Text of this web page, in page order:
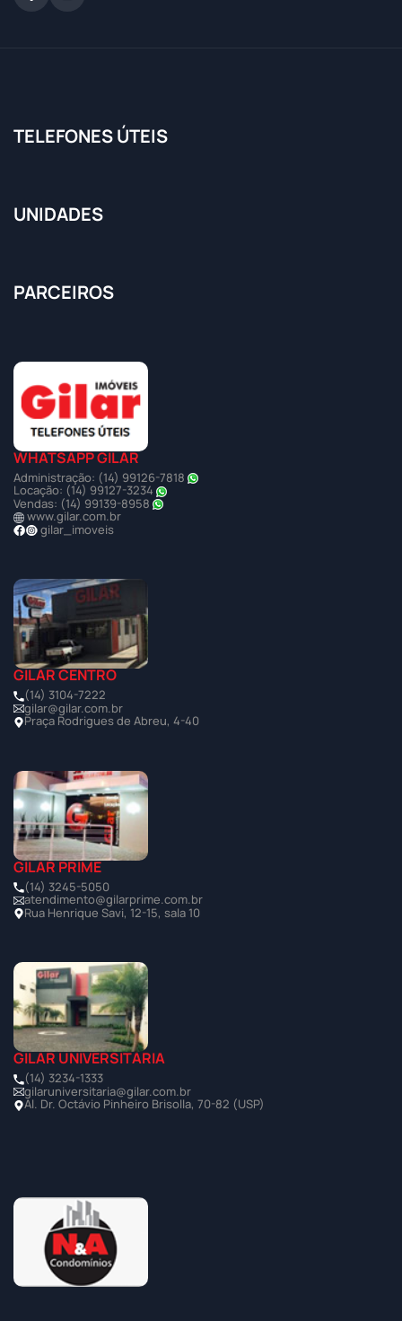
TELEFONES ÚTEIS
UNIDADES
PARCEIROS
WHATSAPP GILAR
Administração: (14) 99126-7818
Locação: (14) 99127-3234
Vendas: (14) 99139-8958
www.gilar.com.br
gilar_imoveis
GILAR CENTRO
(14) 3104-7222
gilar@gilar.com.br
Praça Rodrigues de Abreu, 4-40
GILAR PRIME
(14) 3245-5050
atendimento@gilarprime.com.br
Rua Henrique Savi, 12-15, sala 10
GILAR UNIVERSITÁRIA
(14) 3234-1333
gilaruniversitaria@gilar.com.br
Al. Dr. Octávio Pinheiro Brisolla, 70-82 (USP)